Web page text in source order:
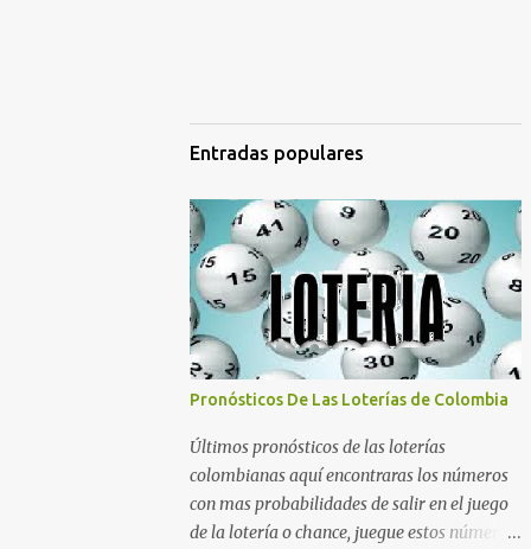
Entradas populares
Pronósticos De Las Loterías de Colombia
Últimos pronósticos de las loterías
colombianas aquí encontraras los números
con mas probabilidades de salir en el juego
de la lotería o chance, juegue estos números